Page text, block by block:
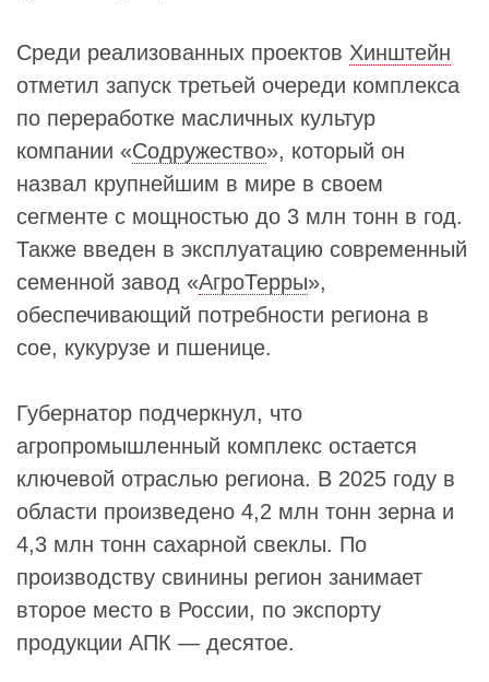
Среди реализованных проектов Хинштейн
отметил запуск третьей очереди комплекса
по переработке масличных культур
компании «Содружество», который он
назвал крупнейшим в мире в своем
сегменте с мощностью до 3 млн тонн в год.
Также введен в эксплуатацию современный
семенной завод «АгроТерры»,
обеспечивающий потребности региона в
сое, кукурузе и пшенице.
Губернатор подчеркнул, что
агропромышленный комплекс остается
ключевой отраслью региона. В 2025 году в
области произведено 4,2 млн тонн зерна и
4,3 млн тонн сахарной свеклы. По
производству свинины регион занимает
второе место в России, по экспорту
продукции АПК — десятое.